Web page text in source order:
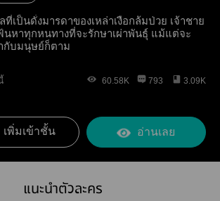
เป็นดั่งมารดาของเหล่าเงือกล้มป่วย เจ้าชาย
นหาทุกหนทางที่จะรักษาเผ่าพันธุ์ แม้แต่จะ
บมนุษย์ก็ตาม
60.58K 793 3.09K
เพิ่มเข้าชั้น อ่านเลย
แนะนำตัวละคร